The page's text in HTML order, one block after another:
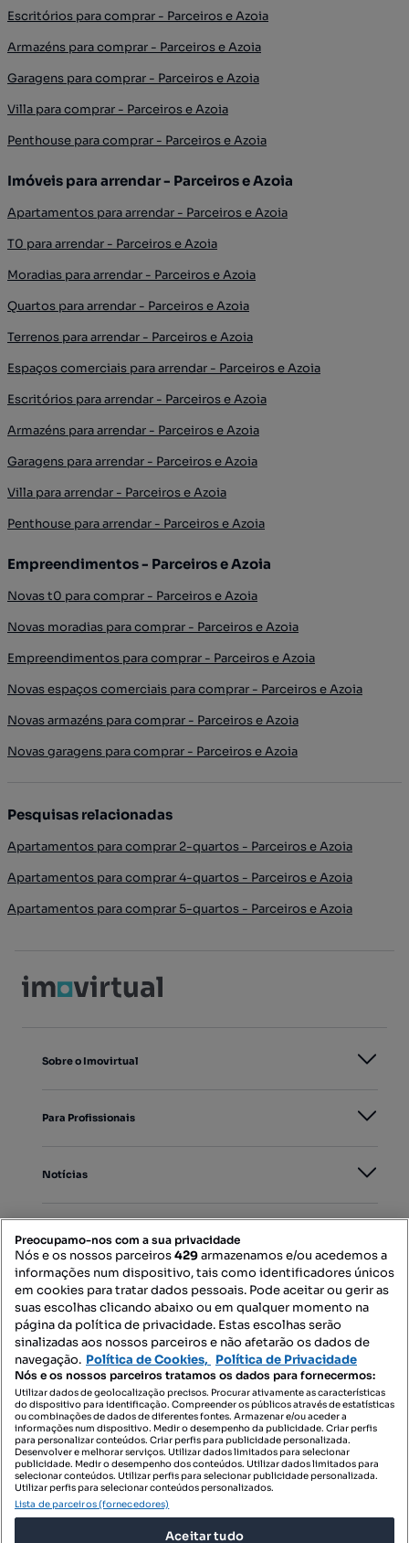
Escritórios para comprar - Parceiros e Azoia
Armazéns para comprar - Parceiros e Azoia
Garagens para comprar - Parceiros e Azoia
Villa para comprar - Parceiros e Azoia
Penthouse para comprar - Parceiros e Azoia
Imóveis para arrendar - Parceiros e Azoia
Apartamentos para arrendar - Parceiros e Azoia
T0 para arrendar - Parceiros e Azoia
Moradias para arrendar - Parceiros e Azoia
Quartos para arrendar - Parceiros e Azoia
Terrenos para arrendar - Parceiros e Azoia
Espaços comerciais para arrendar - Parceiros e Azoia
Escritórios para arrendar - Parceiros e Azoia
Armazéns para arrendar - Parceiros e Azoia
Garagens para arrendar - Parceiros e Azoia
Villa para arrendar - Parceiros e Azoia
Penthouse para arrendar - Parceiros e Azoia
Empreendimentos - Parceiros e Azoia
Novas t0 para comprar - Parceiros e Azoia
Novas moradias para comprar - Parceiros e Azoia
Empreendimentos para comprar - Parceiros e Azoia
Novas espaços comerciais para comprar - Parceiros e Azoia
Novas armazéns para comprar - Parceiros e Azoia
Novas garagens para comprar - Parceiros e Azoia
Pesquisas relacionadas
Apartamentos para comprar 2-quartos - Parceiros e Azoia
Apartamentos para comprar 4-quartos - Parceiros e Azoia
Apartamentos para comprar 5-quartos - Parceiros e Azoia
Sobre o Imovirtual
Para Profissionais
Notícias
Mapa do Site
Contacte-nos
SIGA-NOS:
DESCARREGAR NA:
Preocupamo-nos com a sua privacidade
Nós e os nossos parceiros429armazenamos e/ou acedemos a
informações num dispositivo, tais como identificadores únicos
em cookies para tratar dados pessoais. Pode aceitar ou gerir as
suas escolhas clicando abaixo ou em qualquer momento na
página da política de privacidade. Estas escolhas serão
sinalizadas aos nossos parceiros e não afetarão os dados de
navegação. Política de Cookies, Política de Privacidade
Nós e os nossos parceiros tratamos os dados para fornecermos:
Utilizar dados de geolocalização precisos. Procurar ativamente as características
do dispositivo para identificação. Compreender os públicos através de estatísticas
ou combinações de dados de diferentes fontes. Armazenar e/ou aceder a
informações num dispositivo. Medir o desempenho da publicidade. Criar perfis
para personalizar conteúdos. Criar perfis para publicidade personalizada.
Desenvolver e melhorar serviços. Utilizar dados limitados para selecionar
publicidade. Medir o desempenho dos conteúdos. Utilizar dados limitados para
selecionar conteúdos. Utilizar perfis para selecionar publicidade personalizada.
Utilizar perfis para selecionar conteúdos personalizados.
Lista de parceiros (fornecedores)
Aceitar tudo